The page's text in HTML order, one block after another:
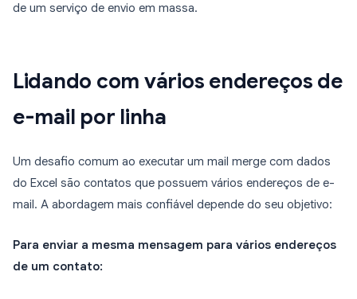
de um serviço de envio em massa.
Lidando com vários endereços de
e-mail por linha
Um desafio comum ao executar um mail merge com dados
do Excel são contatos que possuem vários endereços de e-
mail. A abordagem mais confiável depende do seu objetivo:
Para enviar a mesma mensagem para vários endereços
de um contato: